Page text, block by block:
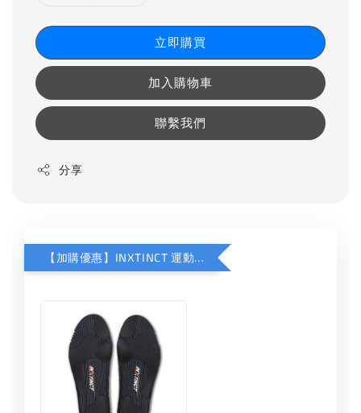
立即購買
加入購物車
聯繫我們
分享
【加購優惠】INXTINCT 運動款鞋墊